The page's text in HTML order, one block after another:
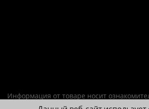
Информация от товаре носит